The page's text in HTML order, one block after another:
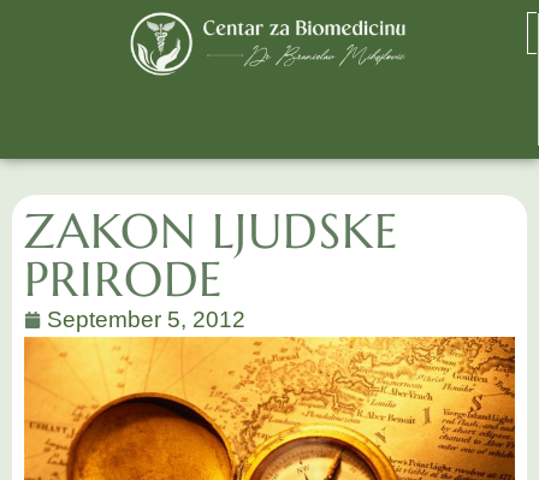
ZAKON LJUDSKE
PRIRODE
September 5, 2012